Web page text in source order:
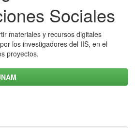
Sociales
materiales y recursos digitales
los investigadores del IIS, en el
proyectos.